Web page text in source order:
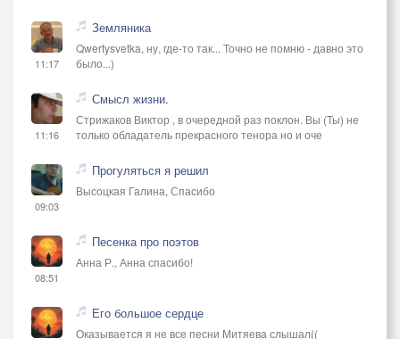
11:17
Земляника
Qwertysvetka, ну, где-то так... Точно не помню - давно это
было...)
11:16
Смысл жизни.
Стрижаков Виктор , в очередной раз поклон. Вы (Ты) не
только обладатель прекрасного тенора но и оче
09:03
Прогуляться я решил
Высоцкая Галина, Спасибо
08:51
Песенка про поэтов
Анна Р., Анна спасибо!
Его большое сердце
Оказывается я не все песни Митяева слышал((